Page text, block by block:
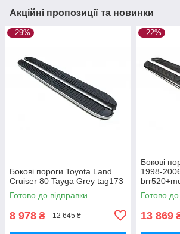
Акційні пропозиції та новинки
–29%
Бокові пороги Toyota Land
Cruiser 80 Tayga Grey tag173
Готово до відправки
8 978 ₴ 12 645 ₴
–22%
Бокові
1998-
Готово до
13 869